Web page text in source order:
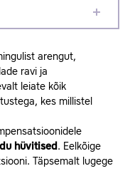
arengut,
ravi ja
leiate kõik
kes millistel
hüvitised . Eelkõige
Täpsemalt lugege